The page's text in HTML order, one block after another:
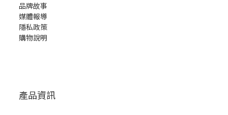
品牌故事
媒體報導
隱私政策
購物說明
產品資訊